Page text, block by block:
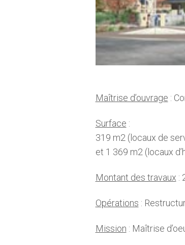
Maîtrise d’ouvrage :
Surface :
319 m2 (locaux de
et 1 369 m2 (locaux
Montant des travaux :
Opérations :
Mission : Maîtrise